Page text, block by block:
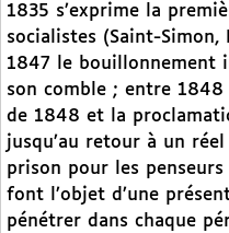
1835 s’exprime la
socialistes (Saint-
1847 le bouillonnement
son comble ; entre
de 1848 et la
jusqu’au retour à un
prison pour les
font l’objet d’une
pénétrer dans chaque